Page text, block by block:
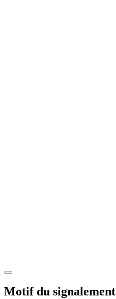
Motif du signalement